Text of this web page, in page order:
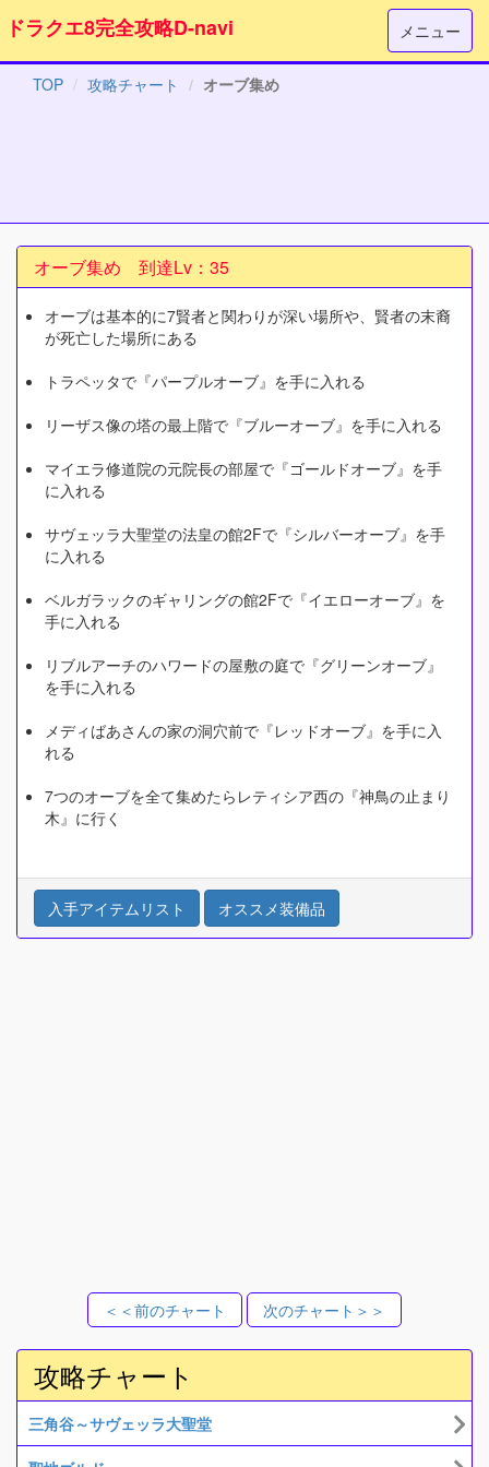
メニュー
ドラクエ8完全攻略D-navi
TOP 攻略チャート オーブ集め
オーブ集め 到達Lv：35
オーブは基本的に7賢者と関わりが深い場所や、賢者の末裔
が死亡した場所にある
トラペッタで『パープルオーブ』を手に入れる
リーザス像の塔の最上階で『ブルーオーブ』を手に入れる
マイエラ修道院の元院長の部屋で『ゴールドオーブ』を手
に入れる
サヴェッラ大聖堂の法皇の館2Fで『シルバーオーブ』を手
に入れる
ベルガラックのギャリングの館2Fで『イエローオーブ』を
手に入れる
リブルアーチのハワードの屋敷の庭で『グリーンオーブ』
を手に入れる
メディばあさんの家の洞穴前で『レッドオーブ』を手に入
れる
7つのオーブを全て集めたらレティシア西の『神鳥の止まり
木』に行く
入手アイテムリスト オススメ装備品
＜＜前のチャート 次のチャート＞＞
攻略チャート
三角谷～サヴェッラ大聖堂